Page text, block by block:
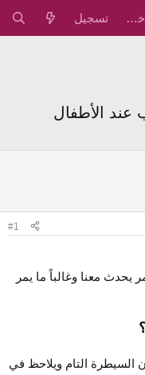
تسجيل الدخول تسجيل
#1
معنا وغالباً ما يمر
التام ويلاحظ في